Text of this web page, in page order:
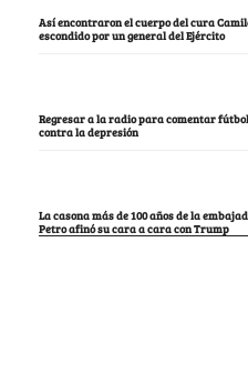
Así encontraron el cuerpo del cura
escondido por un general del Ejército
Regresar a la radio para comentar
contra la depresión
La casona más de 100 años de la
Petro afinó su cara a cara con Trump